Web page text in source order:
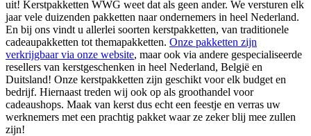
uit! Kerstpakketten WWG weet dat als geen ander. We versturen elk
jaar vele duizenden pakketten naar ondernemers in heel Nederland.
En bij ons vindt u allerlei soorten kerstpakketten, van traditionele
cadeaupakketten tot themapakketten. Onze pakketten zijn
verkrijgbaar via onze website, maar ook via andere gespecialiseerde
resellers van kerstgeschenken in heel Nederland, België en
Duitsland! Onze kerstpakketten zijn geschikt voor elk budget en
bedrijf. Hiernaast treden wij ook op als groothandel voor
cadeaushops. Maak van kerst dus echt een feestje en verras uw
werknemers met een prachtig pakket waar ze zeker blij mee zullen
zijn!